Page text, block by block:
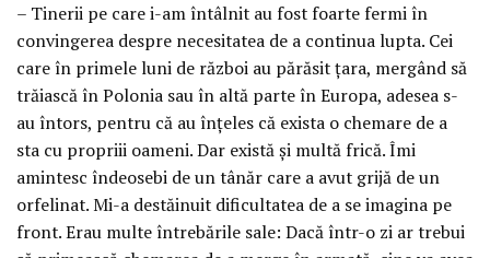
– Tinerii pe care i-am întâlnit au fost foarte fermi în
convingerea despre necesitatea de a continua lupta. Cei
care în primele luni de război au părăsit țara, mergând să
trăiască în Polonia sau în altă parte în Europa, adesea s-
au întors, pentru că au înțeles că exista o chemare de a
sta cu propriii oameni. Dar există și multă frică. Îmi
amintesc îndeosebi de un tânăr care a avut grijă de un
orfelinat. Mi-a destăinuit dificultatea de a se imagina pe
front. Erau multe întrebările sale: Dacă într-o zi ar trebui